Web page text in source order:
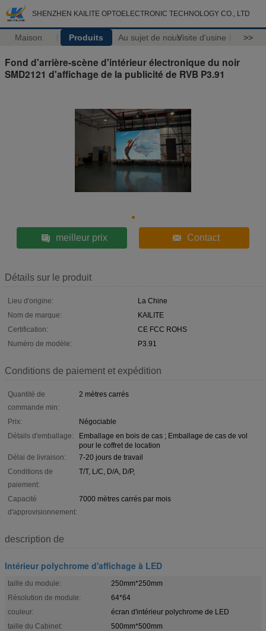
SHENZHEN KAILITE OPTOELECTRONIC TECHNOLOGY CO., LTD
Maison Produits Au sujet de nousVisite d'usine >>
Fond d'arrière-scène d'intérieur électronique du noir
SMD2121 d'affichage de la publicité de RVB P3.91
meilleur prix Contact
Détails sur le produit
Lieu d'origine:
La Chine
Nom de marque:
KAILITE
Certification:
CE FCC ROHS
Numéro de modèle:
P3.91
Conditions de paiement et expédition
Quantité de
commande min:
2 mètres carrés
Prix:
Négociable
Détails d'emballage:
Emballage en bois de cas ; Emballage de cas de vol
pour le coffret de location
Délai de livraison:
7-20 jours de travail
Conditions de
paiement:
T/T, L/C, D/A, D/P,
Capacité
d'approvisionnement:
7000 mètres carrés par mois
description de
Intérieur polychrome d'affichage à LED
taille du module:
250mm*250mm
Résolution de module:
64*64
couleur:
écran d'intérieur polychrome de LED
taille du Cabinet:
500mm*500mm